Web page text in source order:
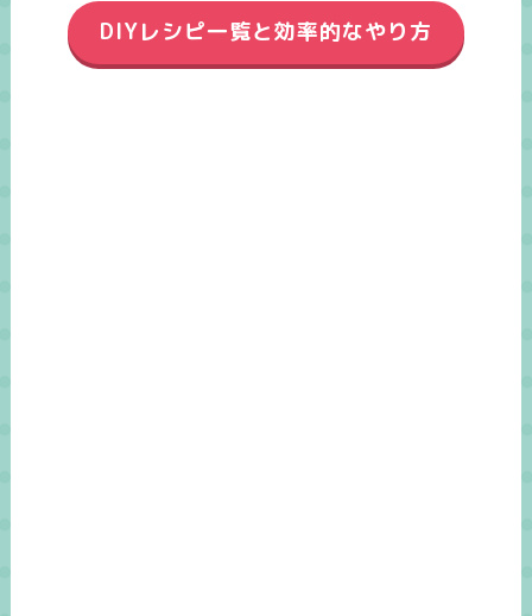
DIYレシピ一覧と効率的なやり方